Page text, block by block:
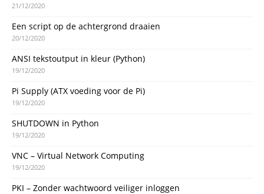
21/12/2020
Een script op de achtergrond draaien
20/12/2020
ANSI tekstoutput in kleur (Python)
19/12/2020
Pi Supply (ATX voeding voor de Pi)
19/12/2020
SHUTDOWN in Python
19/12/2020
VNC – Virtual Network Computing
19/12/2020
PKI – Zonder wachtwoord veiliger inloggen